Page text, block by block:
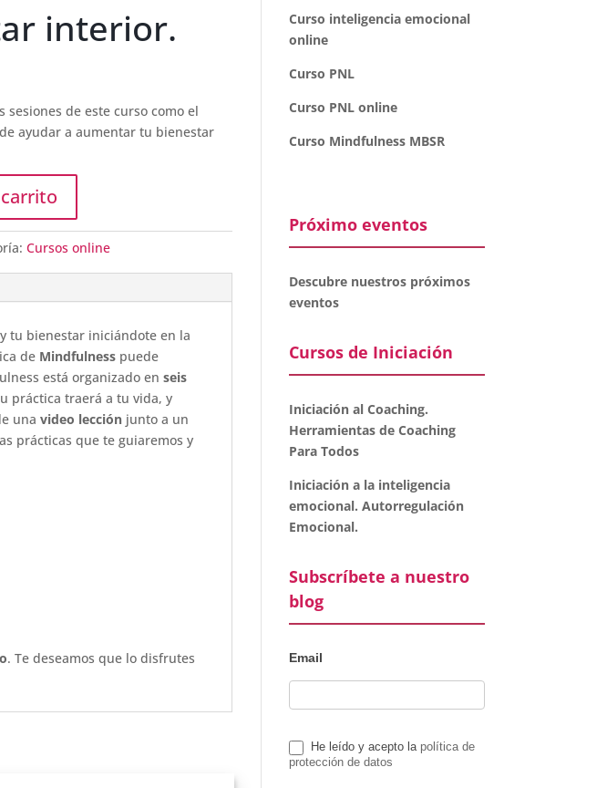
interior.
sesiones de este curso como el
ayudar a aumentar tu bienestar
Cursos online
tu bienestar iniciándote en la
de Mindfulness puede
está organizado enseis
práctica traerá a tu vida, y
unavideo lección junto a un
prácticas que te guiaremos y
. Te deseamos que lo disfrutes
Curso inteligencia emocional
online
Curso PNL
Curso PNL online
Curso Mindfulness MBSR
Próximo eventos
Descubre nuestros próximos
eventos
Cursos de Iniciación
Iniciación al Coaching.
Herramientas de Coaching
Para Todos
Iniciación a la inteligencia
emocional. Autorregulación
Emocional.
Subscríbete a nuestro
blog
Email
He leído y acepto la política de
protección de datos